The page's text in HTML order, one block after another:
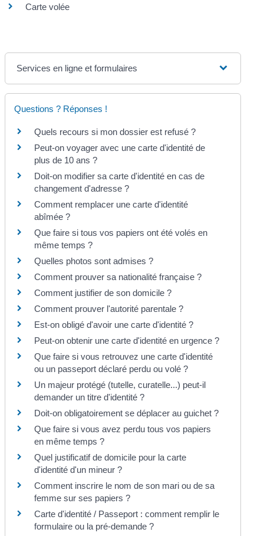
Carte volée
Services en ligne et formulaires
Questions ? Réponses !
Quels recours si mon dossier est refusé ?
Peut-on voyager avec une carte d'identité de
plus de 10 ans ?
Doit-on modifier sa carte d'identité en cas de
changement d'adresse ?
Comment remplacer une carte d'identité
abîmée ?
Que faire si tous vos papiers ont été volés en
même temps ?
Quelles photos sont admises ?
Comment prouver sa nationalité française ?
Comment justifier de son domicile ?
Comment prouver l'autorité parentale ?
Est-on obligé d'avoir une carte d'identité ?
Peut-on obtenir une carte d'identité en urgence ?
Que faire si vous retrouvez une carte d'identité
ou un passeport déclaré perdu ou volé ?
Un majeur protégé (tutelle, curatelle...) peut-il
demander un titre d'identité ?
Doit-on obligatoirement se déplacer au guichet ?
Que faire si vous avez perdu tous vos papiers
en même temps ?
Quel justificatif de domicile pour la carte
d'identité d'un mineur ?
Comment inscrire le nom de son mari ou de sa
femme sur ses papiers ?
Carte d'identité / Passeport : comment remplir le
formulaire ou la pré-demande ?